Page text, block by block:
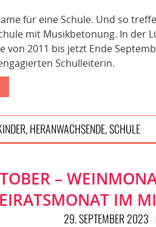
für eine Schule. Und so
mit Musikbetonung. In der
von 2011 bis jetzt Ende
Schulleiterin.
HERANWACHSENDE, SCHULE
–
IM
29. SEPTEMBER 2023